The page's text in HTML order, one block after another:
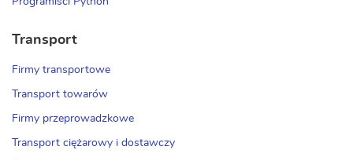
Transport
Firmy transportowe
Transport towarów
Firmy przeprowadzkowe
Transport ciężarowy i dostawczy